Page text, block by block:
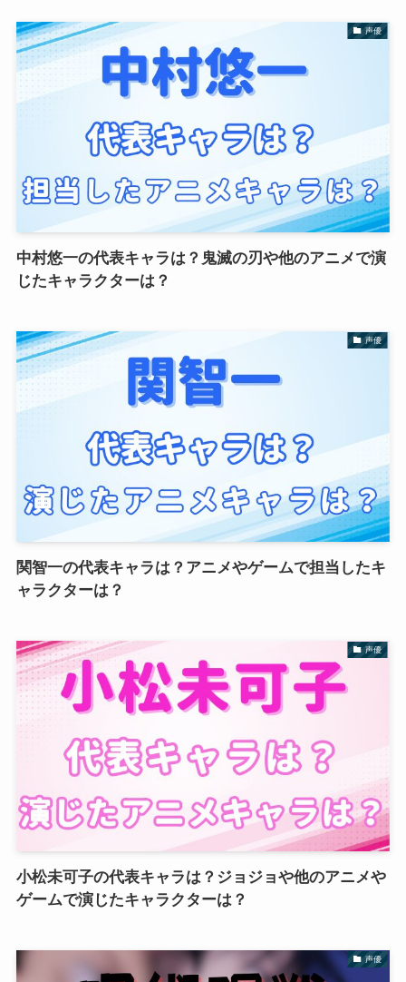
声優
中村悠一の代表キャラは？鬼滅の刃や他のアニメで演
じたキャラクターは？
声優
関智一の代表キャラは？アニメやゲームで担当したキ
ャラクターは？
声優
小松未可子の代表キャラは？ジョジョや他のアニメや
ゲームで演じたキャラクターは？
声優